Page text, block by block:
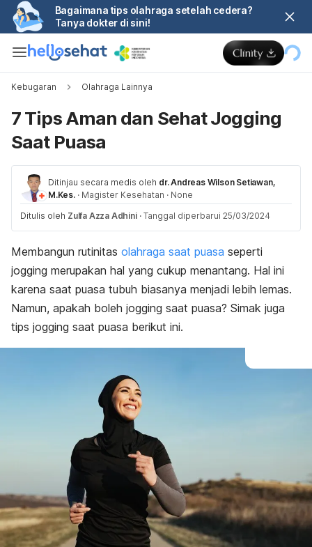
Bagaimana tips olahraga setelah cedera?
Tanya dokter di sini!
Kebugaran Olahraga Lainnya
7 Tips Aman dan Sehat Jogging
Saat Puasa
Ditinjau secara medis oleh dr. Andreas Wilson Setiawan,
M.Kes. · Magister Kesehatan · None
Ditulis oleh Zulfa Azza Adhini · Tanggal diperbarui 25/03/2024
Membangun rutinitas olahraga saat puasa seperti
jogging merupakan hal yang cukup menantang. Hal ini
karena saat puasa tubuh biasanya menjadi lebih lemas.
Namun, apakah boleh jogging saat puasa? Simak juga
tips jogging saat puasa berikut ini.